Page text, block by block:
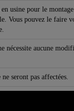
usine pour le
Vous pouvez le faire
nécessite aucune
seront pas affectées.